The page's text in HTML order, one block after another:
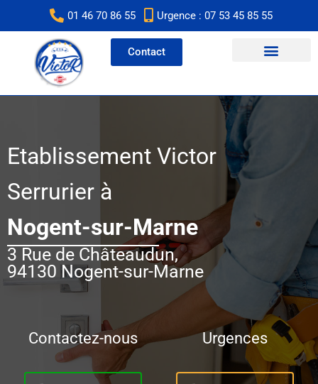
01 46 70 86 55 Urgence : 07 53 45 85 55
Contact
Etablissement Victor
Serrurier à
Nogent-sur-Marne
3 Rue de Châteaudun,
94130 Nogent-sur-Marne
Contactez-nous Urgences